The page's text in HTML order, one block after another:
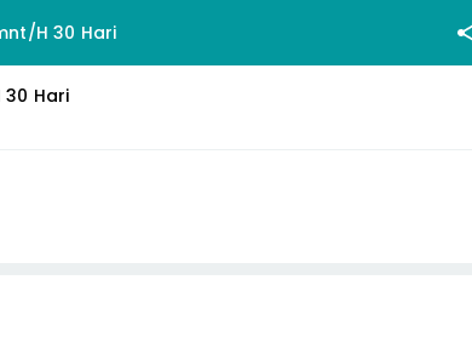
H 30 Hari
30 Hari